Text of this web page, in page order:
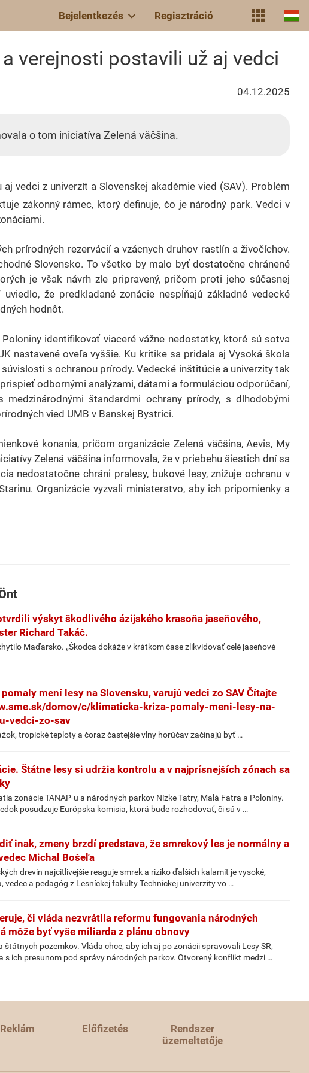
Bejelentkezés Regisztráció
verejnosti postavili už aj vedci
04.12.2025
o tom iniciatíva Zelená väčšina.
vedci z univerzít a Slovenskej akadémie vied (SAV). Problém
zákonný rámec, ktorý definuje, čo je národný park. Vedci v
prírodných rezervácií a vzácnych druhov rastlín a živočíchov.
Slovensko. To všetko by malo byť dostatočne chránené
je však návrh zle pripravený, pričom proti jeho súčasnej
že predkladané zonácie nespĺňajú základné vedecké
hodnôt.
identifikovať viaceré vážne nedostatky, ktoré sú sotva
nastavené oveľa vyššie. Ku kritike sa pridala aj Vysoká škola
s ochranou prírody. Vedecké inštitúcie a univerzity tak
odbornými analýzami, dátami a formuláciou odporúčaní,
štandardmi ochrany prírody, s dlhodobými
vied UMB v Banskej Bystrici.
konania, pričom organizácie Zelená väčšina, Aevis, My
Zelená väčšina informovala, že v priebehu šiestich dní sa
nedostatočne chráni pralesy, bukové lesy, znižuje ochranu v
Organizácie vyzvali ministerstvo, aby ich pripomienky a
výskyt škodlivého ázijského krasoňa jaseňového,
Richard Takáč.
Maďarsko. „Škodca dokáže v krátkom čase zlikvidovať celé jaseňové
mení lesy na Slovensku, varujú vedci zo SAV Čítajte
domov/c/klimaticka-kriza-pomaly-meni-lesy-na-
vedci-zo-sav
tropické teploty a čoraz častejšie vlny horúčav začínajú byť …
Štátne lesy si udržia kontrolu a v najprísnejších zónach sa
zonácie TANAP-u a národných parkov Nízke Tatry, Malá Fatra a Poloniny.
posudzuje Európska komisia, ktorá bude rozhodovať, či sú v …
inak, zmeny brzdí predstava, že smrekový les je normálny a
Michal Bošeľa
drevín najcitlivejšie reaguje smrek a riziko ďalších kalamít je vysoké,
vedec a pedagóg z Lesníckej fakulty Technickej univerzity vo …
či vláda nezvrátila reformu fungovania národných
môže byť vyše miliarda z plánu obnovy
štátnych pozemkov. Vláda chce, aby ich aj po zonácii spravovali Lesy SR,
s ich presunom pod správy národných parkov. Otvorený konflikt medzi …
Reklám Előfizetés
Rendszer
üzemeltetője